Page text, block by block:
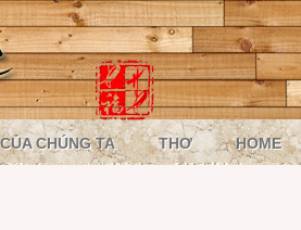
CHÚNG TA THƠ HOME